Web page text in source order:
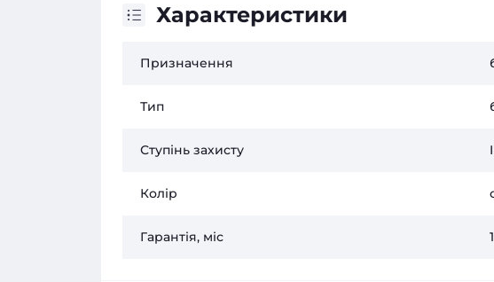
Характеристики
Призначення
Тип
Ступінь захисту
Колір
Гарантія, міс 1